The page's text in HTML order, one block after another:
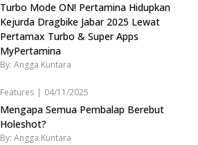
Turbo Mode ON! Pertamina Hidupkan
Kejurda Dragbike Jabar 2025 Lewat
Pertamax Turbo & Super Apps
MyPertamina
By: Angga Kuntara
Features | 04/11/2025
Mengapa Semua Pembalap Berebut
Holeshot?
By: Angga Kuntara